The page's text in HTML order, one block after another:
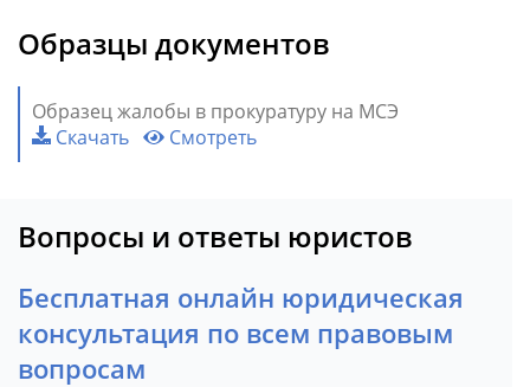
Образцы документов
Образец жалобы в прокуратуру на МСЭ
Скачать
Смотреть
Вопросы и ответы юристов
Бесплатная онлайн юридическая
консультация по всем правовым
вопросам